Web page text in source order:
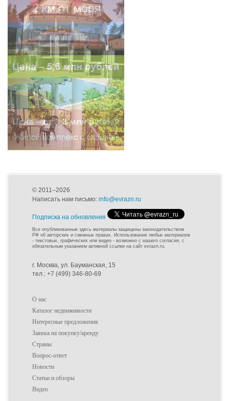
© 2011–2026
Написать нам письмо: info@evrazn.ru
Подписка на обновления
Все опубликованные здесь материалы защищены законодательством
РФ об авторских и смежных правах. Использование любых материалов
- текстовых, графических или видео - возможно с нашего согласия, с
обязательным указанием активной ссылки на сайт evrazn.ru.
г. Москва, ул. Бауманская, 15
тел.: +7 (499) 346-80-69
О нас
Каталог недвижимости
Интересные предложения
Заявка на покупку/аренду
Страны
Вопрос-ответ
Новости
Статьи и обзоры
Видео